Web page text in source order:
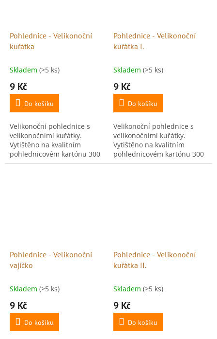
Pohlednice - Velikonoční
kuřátka
Skladem (>5 ks)
9 Kč
Do košíku
Velikonoční pohlednice s
velikonočními kuřátky.
Vytištěno na kvalitním
pohlednicovém kartónu 300
g, ideální pro psaní i
Pohlednice - Velikonoční
kuřátka I.
Skladem (>5 ks)
9 Kč
Do košíku
Velikonoční pohlednice s
velikonočními kuřátky.
Vytištěno na kvalitním
pohlednicovém kartónu 300
g, ideální pro psaní i
Pohlednice - Velikonoční
vajíčko
Skladem (>5 ks)
9 Kč
Do košíku
Pohlednice - Velikonoční
kuřátka II.
Skladem (>5 ks)
9 Kč
Do košíku